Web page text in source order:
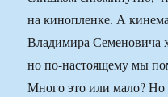
на кинопленке. А
Владимира Семеновича
но по-настоящему мы
Много это или мало? Но